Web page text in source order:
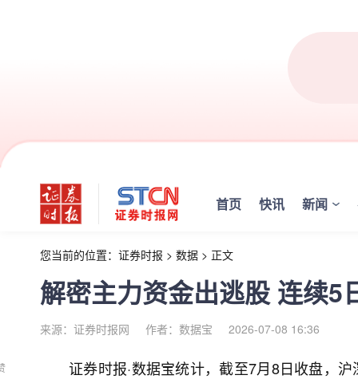
首页 快讯 新闻
您当前的位置： 证券时报 > 数据 > 正文
解密主力资金出逃股 连续5
来源：证券时报网 作者：数据宝 2026-07-08 16:36
证券时报·数据宝统计，截至7月8日收盘，